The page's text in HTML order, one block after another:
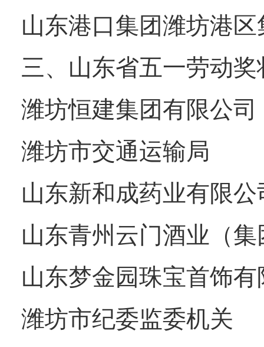
山东港口集团潍坊港
三、山东省五一劳动
潍坊恒建集团有限公司
潍坊市交通运输局
山东新和成药业有限公
山东青州云门酒业（
山东梦金园珠宝首饰有
潍坊市纪委监委机关